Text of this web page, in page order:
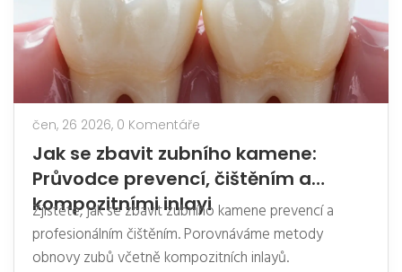
čen, 26 2026, 0 Komentáře
Jak se zbavit zubního kamene:
Průvodce prevencí, čištěním a
kompozitními inlayi
Zjistěte, jak se zbavit zubního kamene prevencí a
profesionálním čištěním. Porovnáváme metody
obnovy zubů včetně kompozitních inlayů.